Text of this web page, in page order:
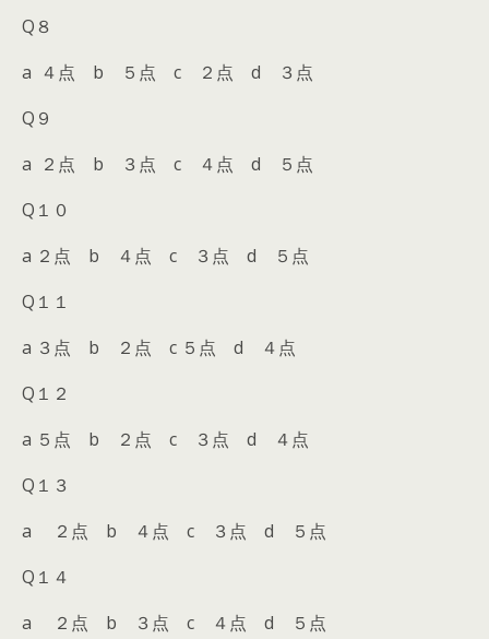
Q８
a ４点 b ５点 c ２点 d ３点
Q９
a ２点 b ３点 c ４点 d ５点
Q１０
a ２点 b ４点 c ３点 d ５点
Q１１
a ３点 b ２点 c ５点 d ４点
Q１２
a ５点 b ２点 c ３点 d ４点
Q１３
a ２点 b ４点 c ３点 d ５点
Q１４
a ２点 b ３点 c ４点 d ５点